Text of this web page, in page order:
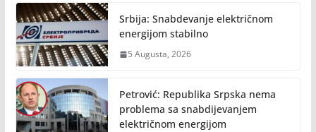
Srbija: Snabdevanje električnom
energijom stabilno
5 Augusta, 2026
Petrović: Republika Srpska nema
problema sa snabdijevanjem
električnom energijom